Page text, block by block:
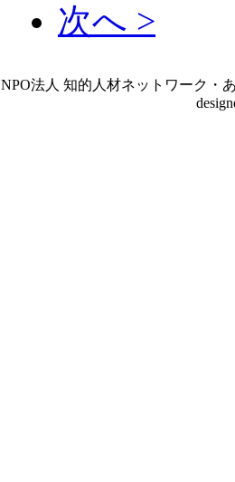
次へ >
NPO法人 知的人材ネットワーク・